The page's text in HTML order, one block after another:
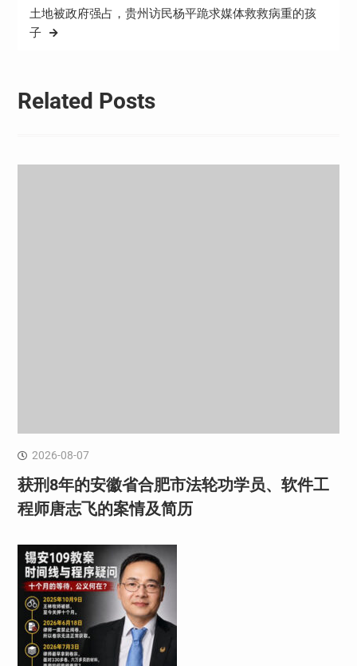
航
土地被政府强占，贵州访民杨平跪求媒体救救病重的孩
子
Related Posts
2026-08-07
获刑8年的安徽省合肥市法轮功学员、软件工
程师唐志飞的案情及简历